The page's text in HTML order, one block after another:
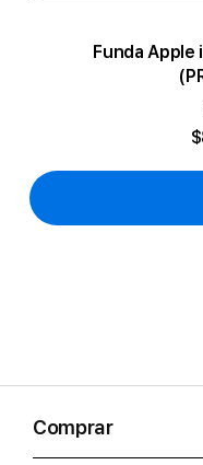
Funda Apple
Comprar